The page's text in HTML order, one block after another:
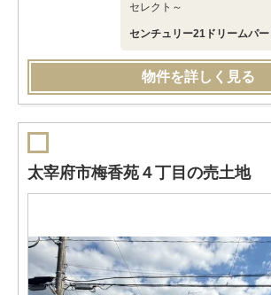
セレクト～
センチュリー21ドリームパ
物件を詳しく見る
太宰府市梅香苑４丁目の売土地